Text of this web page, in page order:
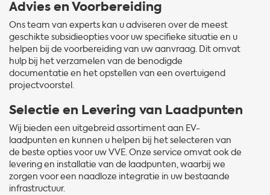
Advies en Voorbereiding
Ons team van experts kan u adviseren over de meest
geschikte subsidieopties voor uw specifieke situatie en u
helpen bij de voorbereiding van uw aanvraag. Dit omvat
hulp bij het verzamelen van de benodigde
documentatie en het opstellen van een overtuigend
projectvoorstel.
Selectie en Levering van Laadpunten
Wij bieden een uitgebreid assortiment aan EV-
laadpunten en kunnen u helpen bij het selecteren van
de beste opties voor uw VVE. Onze service omvat ook de
levering en installatie van de laadpunten, waarbij we
zorgen voor een naadloze integratie in uw bestaande
infrastructuur.